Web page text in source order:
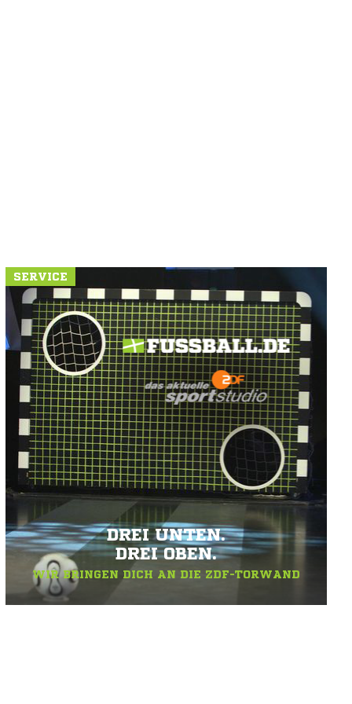
SERVICE
DREI UNTEN.
DREI OBEN.
WIR BRINGEN DICH AN DIE ZDF-TORWAND